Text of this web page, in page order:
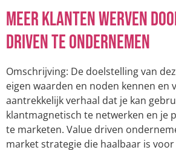
Meer klanten werven
driven te ondernemen
Omschrijving: De doelstelling van
eigen waarden en noden kennen en
aantrekkelijk verhaal dat je kan
klantmagnetisch te netwerken en je
te marketen. Value driven
market strategie die haalbaar is